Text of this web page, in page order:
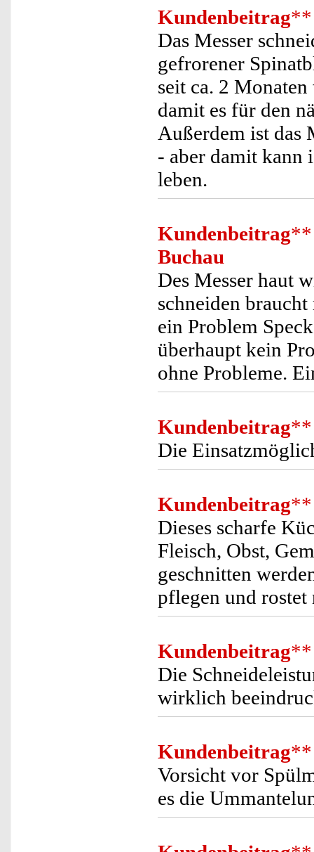
Kundenbeitrag**
Das Messer
gefrorener
seit ca. 2
damit es für den
Außerdem ist das
- aber damit kann
leben.
Kundenbeitrag**
Buchau
Des Messer haut
schneiden
ein Problem
überhaupt kein
ohne Probleme.
Kundenbeitrag**
Die
Kundenbeitrag**
Dieses scharfe
Fleisch, Obst,
geschnitten
pflegen und
Kundenbeitrag**
Die
wirklich
Kundenbeitrag**
Vorsicht vor
es die